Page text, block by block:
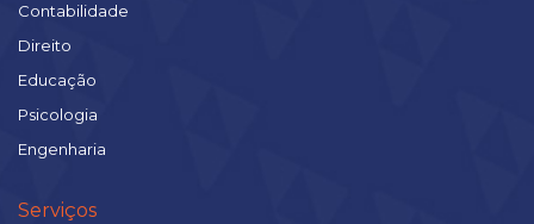
Contabilidade
Direito
Educação
Psicologia
Engenharia
Serviços